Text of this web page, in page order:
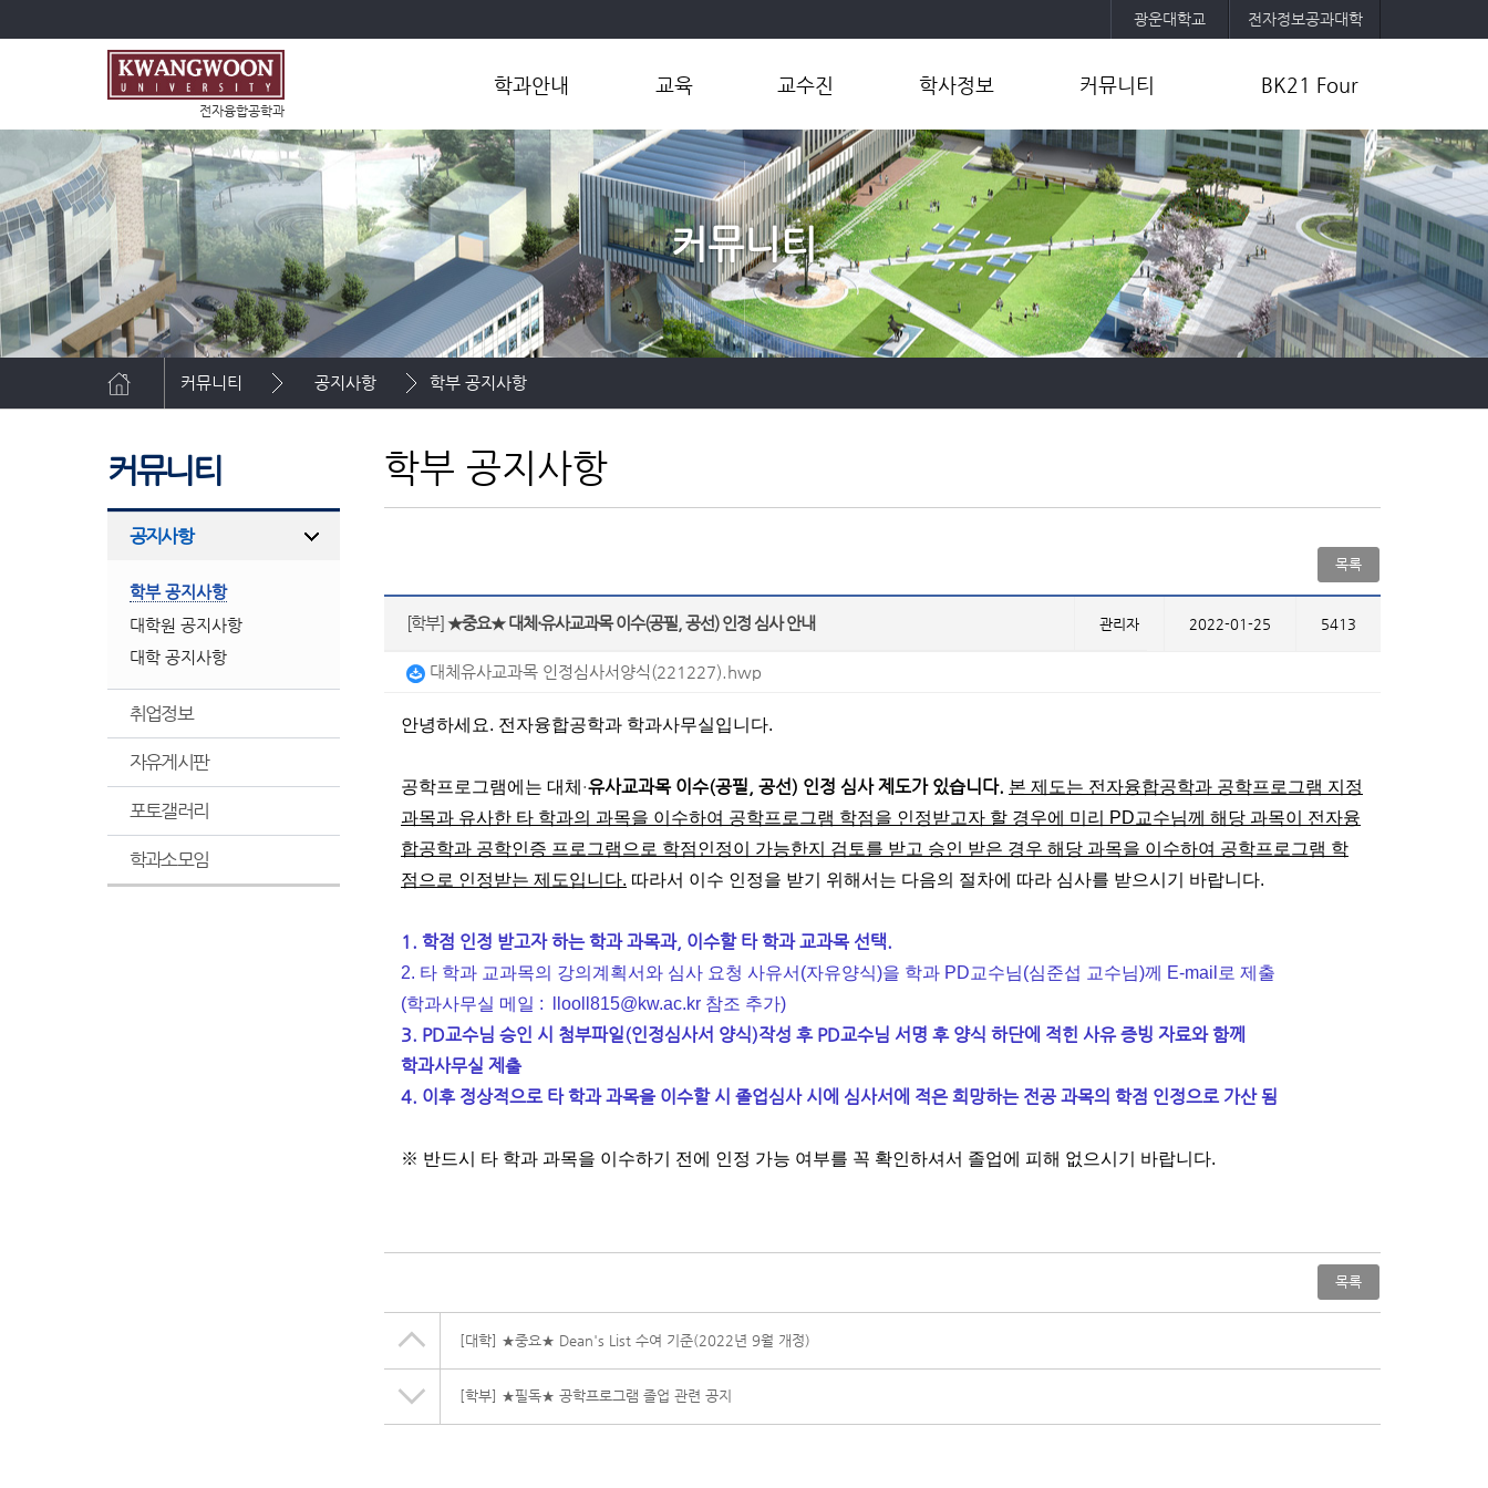
광운대학교 전자정보공과대학
전자융합공학과
학과안내
학과소개
학과장인사말
연혁
오시는길
교육
학부
대학원
교수진
교수
연구실
학사정보
학부
연계전공
마이크로전공
공학인증제
대학원
커뮤니티
공지사항
취업정보
자유게시판
포토갤러리
학과소모임
BK21 Four
사업목표 및 내용
교육팀 및 참여교수 소개
사업성과
연구활동
기타자료
커뮤니티
커뮤니티 공지사항 학부 공지사항
커뮤니티
공지사항
학부 공지사항
대학원 공지사항
대학 공지사항
취업정보
자유게시판
포토갤러리
학과소모임
학부 공지사항
목록
[학부] ★중요★ 대체·유사교과목 이수(공필, 공선) 인정 심사 안내 관리자 2022-01-25 5413
대체유사교과목 인정심사서양식(221227).hwp
안녕하세요. 전자융합공학과 학과사무실입니다.
공학프로그램에는 대체 ·유사교과목 이수(공필, 공선) 인정 심사 제도가 있습니다. 본 제도는 전자융합공학과 공학프로그램 지정
과목과 유사한 타 학과의 과목을 이수하여 공학프로그램 학점을 인정받고자 할 경우에 미리 PD교수님께 해당 과목이 전자융
합공학과 공학인증 프로그램으로 학점인정이 가능한지 검토를 받고 승인 받은 경우 해당 과목을 이수하여 공학프로그램 학
점으로 인정받는 제도입니다. 따라서 이수 인정을 받기 위해서는 다음의 절차에 따라 심사를 받으시기 바랍니다.
1. 학점 인정 받고자 하는 학과 과목과, 이수할 타 학과 교과목 선택.
2. 타 학과 교과목의 강의계획서와 심사 요청 사유서(자유양식)을 학과 PD교수님(심준섭 교수님)께 E-mail로 제출
(학과사무실 메일 : llooll815@kw.ac.kr 참조 추가)
3. PD교수님 승인 시 첨부파일(인정심사서 양식)작성 후 PD교수님 서명 후 양식 하단에 적힌 사유 증빙 자료와 함께
학과사무실 제출
4. 이후 정상적으로 타 학과 과목을 이수할 시 졸업심사 시에 심사서에 적은 희망하는 전공 과목의 학점 인정으로 가산 됨
※ 반드시 타 학과 과목을 이수하기 전에 인정 가능 여부를 꼭 확인하셔서 졸업에 피해 없으시기 바랍니다.
목록
[대학] ★중요★ Dean's List 수여 기준(2022년 9월 개정)
[학부] ★필독★ 공학프로그램 졸업 관련 공지